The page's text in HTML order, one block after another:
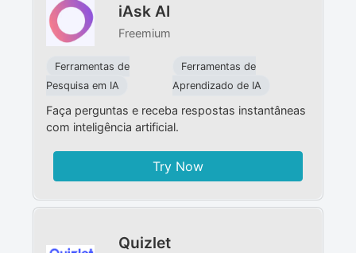
iAsk AI
Freemium
Ferramentas de
Pesquisa em IA
Ferramentas de
Aprendizado de IA
Faça perguntas e receba respostas instantâneas
com inteligência artificial.
Try Now
Quizlet